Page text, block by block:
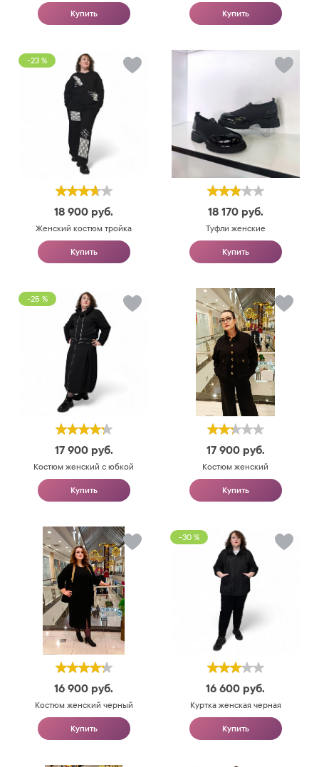
Купить Купить
-23 %
18 900 руб.
Женский костюм тройка
Купить
18 170 руб.
Туфли женские
Купить
-25 %
17 900 руб.
Костюм женский с юбкой
Купить
17 900 руб.
Костюм женский
Купить
16 900 руб.
Костюм женский черный
Купить
-30 %
16 600 руб.
Куртка женская черная
Купить